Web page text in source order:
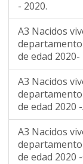
- 2020.
A3 Nacidos
de edad
A3 Nacidos
de edad 2020
A3 Nacidos
de edad 2020